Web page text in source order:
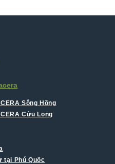
Sông Hồng
Cửu Long
tại Phú Quốc